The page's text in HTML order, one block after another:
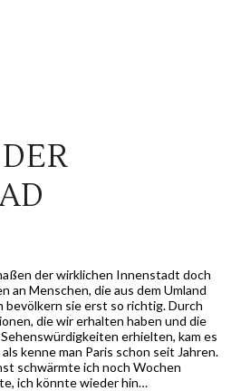
der wirklichen Innenstadt doch
an Menschen, die aus dem Umland
bevölkern sie erst so richtig. Durch
die wir erhalten haben und die
erhielten, kam es
kenne man Paris schon seit Jahren.
schwärmte ich noch Wochen
ich könnte wieder hin…